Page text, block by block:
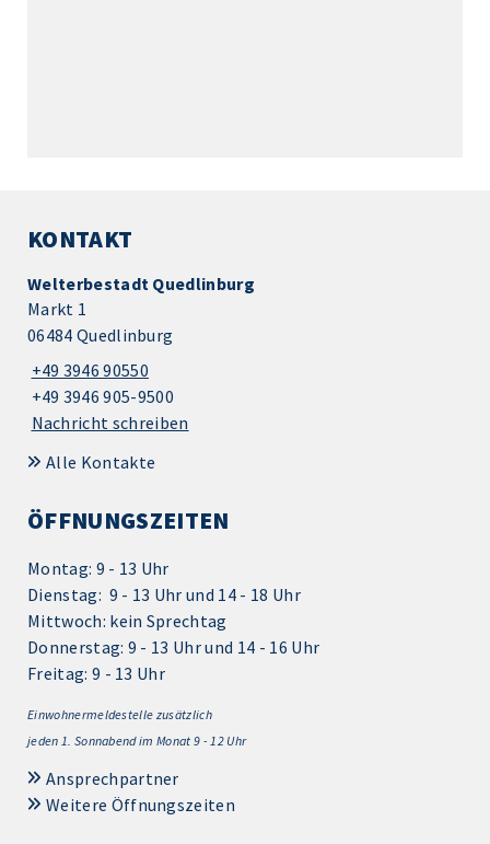
KONTAKT
Welterbestadt Quedlinburg
Markt 1
06484 Quedlinburg
+49 3946 90550
+49 3946 905-9500
Nachricht schreiben
Alle Kontakte
ÖFFNUNGSZEITEN
Montag: 9 - 13 Uhr
Dienstag: 9 - 13 Uhr und 14 - 18 Uhr
Mittwoch: kein Sprechtag
Donnerstag: 9 - 13 Uhr und 14 - 16 Uhr
Freitag: 9 - 13 Uhr
Einwohnermeldestelle zusätzlich
jeden 1. Sonnabend im Monat 9 - 12 Uhr
Ansprechpartner
Weitere Öffnungszeiten